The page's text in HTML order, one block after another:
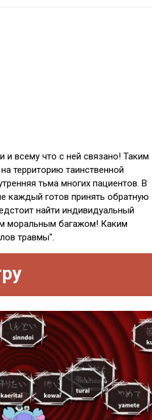
всему что с ней связано! Таким
территорию таинственной
тьма многих пациентов. В
каждый готов принять обратную
найти индивидуальный
моральным багажом! Каким
травмы".